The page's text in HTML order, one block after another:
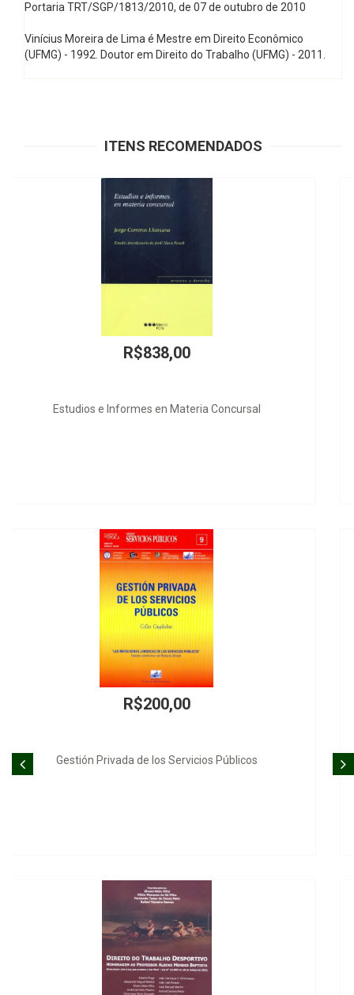
Portaria TRT/SGP/1813/2010, de 07 de outubro de 2010
Vinícius Moreira de Lima é Mestre em Direito Econômico
(UFMG) - 1992. Doutor em Direito do Trabalho (UFMG) - 2011.
ITENS RECOMENDADOS
R$100,00
A Licitação Pública no Brasil e sua Nova Finalidade Legal
R$45,00
A Extradição no Ordenamento Jurídico Brasileiro